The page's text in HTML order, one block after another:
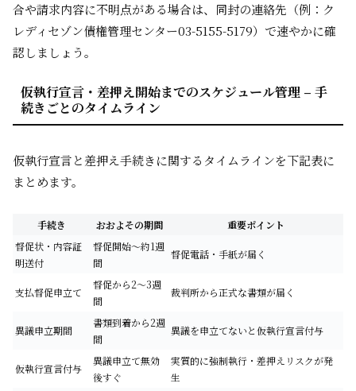
合や請求内容に不明点がある場合は、同封の連絡先（例：ク
レディセゾン債権管理センター03-5155-5179）で速やかに確
認しましょう。
仮執行宣言・差押え開始までのスケジュール管理 – 手
続きごとのタイムライン
仮執行宣言と差押え手続きに関するタイムラインを下記表に
まとめます。
手続き おおよその期間
重要ポイント
督促状・内容証
明送付
督促開始～約1週
間
督促電話・手紙が届く
支払督促申立て
督促から2～3週
間
裁判所から正式な書類が届く
異議申立期間
書類到着から2週
間
異議を申立てないと仮執行宣言付与
仮執行宣言付与
異議申立て無効
後すぐ
実質的に強制執行・差押えリスクが発
生